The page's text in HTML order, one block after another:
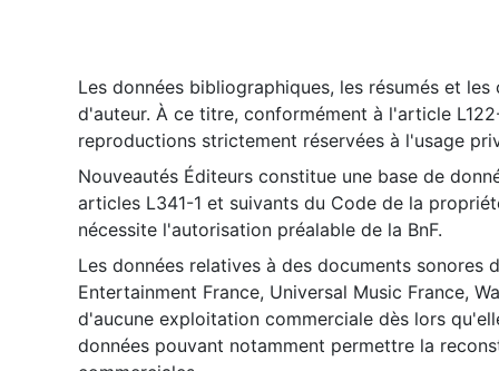
Les données bibliographiques, les résumés et
d'auteur. À ce titre, conformément à l'article
reproductions strictement réservées à l'usage
Nouveautés Éditeurs constitue une base de
articles L341-1 et suivants du Code de la
nécessite l'autorisation préalable de la BnF.
Les données relatives à des documents sonores
Entertainment France, Universal Music France,
d'aucune exploitation commerciale dès lors
données pouvant notamment permettre la